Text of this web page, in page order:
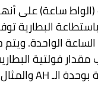
ساعة) على
البطارية
الواحدة.
فولتية
بوحدة الـAH